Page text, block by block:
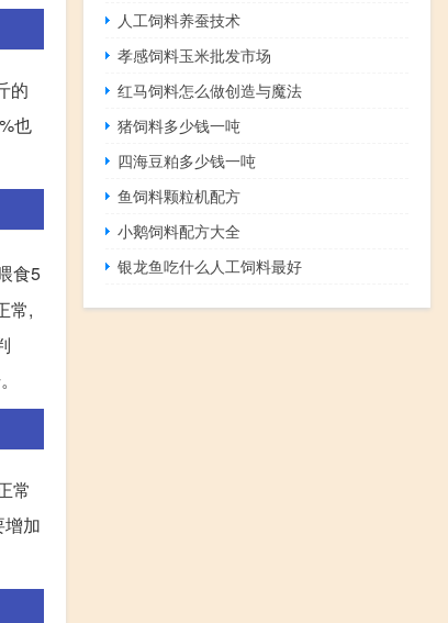
的
也
食5
常,
常
加
人工饲料养蚕技术
孝感饲料玉米批发市场
红马饲料怎么做创造与魔法
猪饲料多少钱一吨
四海豆粕多少钱一吨
鱼饲料颗粒机配方
小鹅饲料配方大全
银龙鱼吃什么人工饲料最好